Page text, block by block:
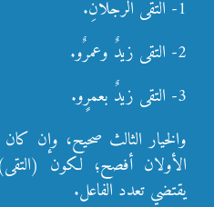
1- التقى الرجلانِ.
2- التقى زيدٌ وعمرٌو.
3- التقى زيدٌ بعمرٍو.
والخيار الثالث صحيح، وإن
الأولان أفصح؛ لكون
يقتضي تعدد الفاعل.